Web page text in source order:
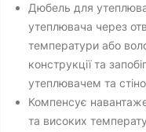
Дюбель для
утеплювача через
температури або
конструкції та
утеплювачем та
Компенсує
та високих